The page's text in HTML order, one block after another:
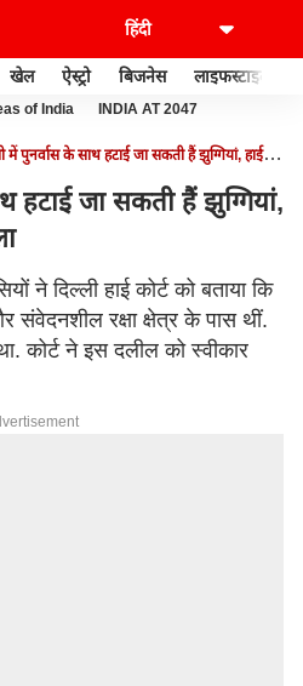
खेल ऐस्ट्रो बिजनेस लाइफस्टाइल
of India INDIA AT 2047
में पुनर्वास के साथ हटाई जा सकती हैं झुग्गियां, हाई
हटाई जा सकती हैं झुग्गियां,
ने दिल्ली हाई कोर्ट को बताया कि
संवेदनशील रक्षा क्षेत्र के पास थीं.
कोर्ट ने इस दलील को स्वीकार